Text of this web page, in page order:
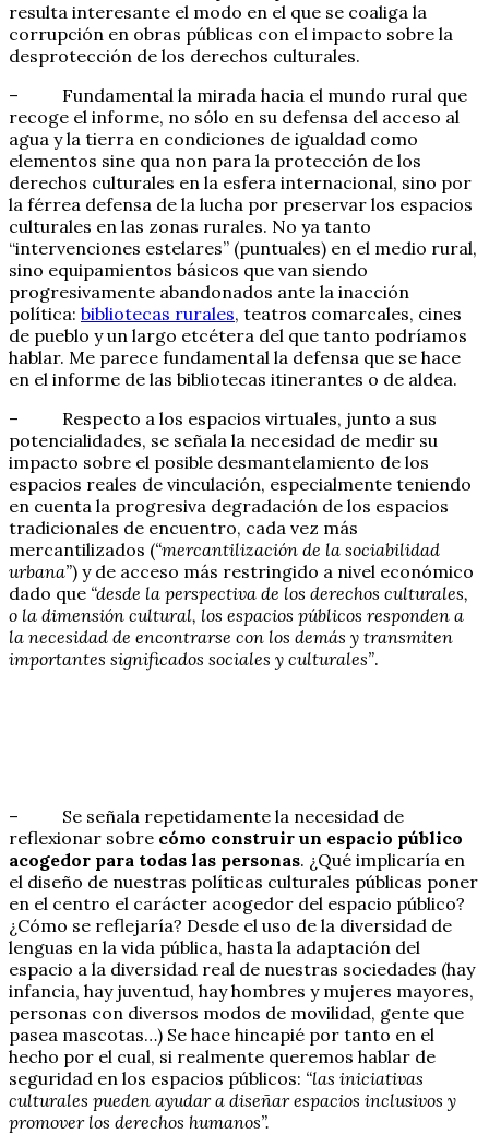
resulta interesante el modo en el que se coaliga la
corrupción en obras públicas con el impacto sobre la
desprotección de los derechos culturales.
– Fundamental la mirada hacia el mundo rural que
recoge el informe, no sólo en su defensa del acceso al
agua y la tierra en condiciones de igualdad como
elementos sine qua non para la protección de los
derechos culturales en la esfera internacional, sino por
la férrea defensa de la lucha por preservar los espacios
culturales en las zonas rurales. No ya tanto
“intervenciones estelares” (puntuales) en el medio rural,
sino equipamientos básicos que van siendo
progresivamente abandonados ante la inacción
política: bibliotecas rurales, teatros comarcales, cines
de pueblo y un largo etcétera del que tanto podríamos
hablar. Me parece fundamental la defensa que se hace
en el informe de las bibliotecas itinerantes o de aldea.
– Respecto a los espacios virtuales, junto a sus
potencialidades, se señala la necesidad de medir su
impacto sobre el posible desmantelamiento de los
espacios reales de vinculación, especialmente teniendo
en cuenta la progresiva degradación de los espacios
tradicionales de encuentro, cada vez más
mercantilizados (“mercantilización de la sociabilidad
urbana”) y de acceso más restringido a nivel económico
dado que “desde la perspectiva de los derechos culturales,
o la dimensión cultural, los espacios públicos responden a
la necesidad de encontrarse con los demás y transmiten
importantes significados sociales y culturales”.
– Se señala repetidamente la necesidad de
reflexionar sobre cómo construir un espacio público
acogedor para todas las personas. ¿Qué implicaría en
el diseño de nuestras políticas culturales públicas poner
en el centro el carácter acogedor del espacio público?
¿Cómo se reflejaría? Desde el uso de la diversidad de
lenguas en la vida pública, hasta la adaptación del
espacio a la diversidad real de nuestras sociedades (hay
infancia, hay juventud, hay hombres y mujeres mayores,
personas con diversos modos de movilidad, gente que
pasea mascotas…) Se hace hincapié por tanto en el
hecho por el cual, si realmente queremos hablar de
seguridad en los espacios públicos: “las iniciativas
culturales pueden ayudar a diseñar espacios inclusivos y
promover los derechos humanos”.